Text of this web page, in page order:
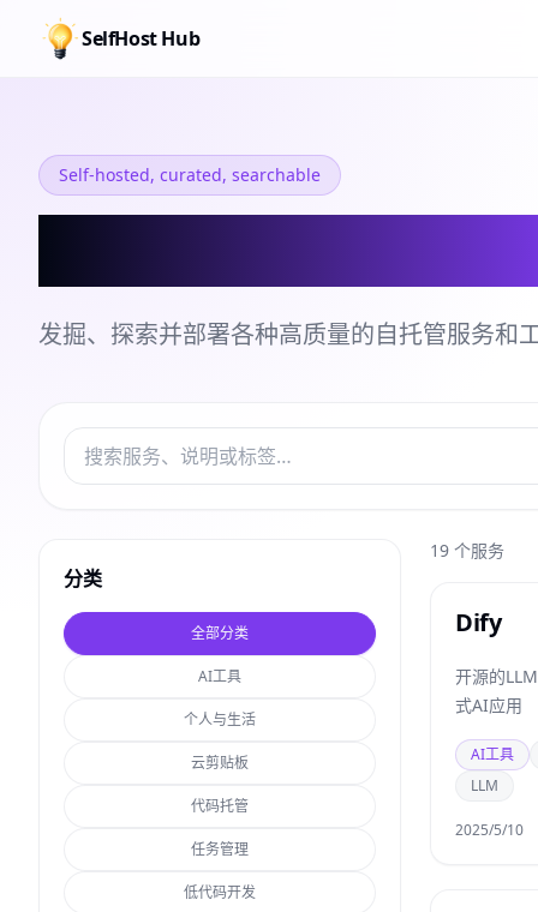
SelfHost Hub
Self-hosted, curated, searchable
发掘、探索并部署各种高质量的自托管服务和
分类
全部分类
AI工具
个人与生活
云剪贴板
代码托管
任务管理
低代码开发
19 个服务
Dify
开源的
式AI应用
AI工具
LLM
2025/5/10